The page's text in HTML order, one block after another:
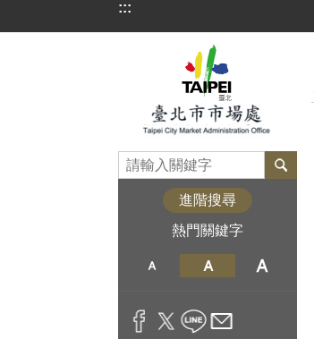
跳到主要內容區塊
:::
進階搜尋
熱門關鍵字